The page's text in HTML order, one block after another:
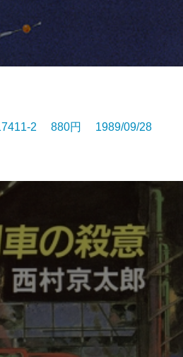
2 880円 1989/09/28